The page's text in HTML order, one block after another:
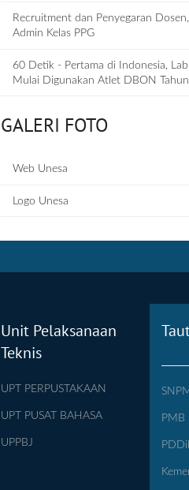
Recruitment dan Penyegaran
Admin Kelas PPG
60 Detik - Pertama di Indonesia,
Mulai Digunakan Atlet DBON
GALERI FOTO
Web Unesa
Logo Unesa
Unit Pelaksanaan
Teknis
UPT PERPUSTAKAAN
UPT PUSAT BAHASA
UPPBJ
PMB